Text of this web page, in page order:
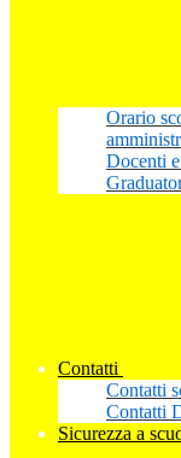
Orario
Docenti
Contatti
Contatti
Contatti
Sicurezza a